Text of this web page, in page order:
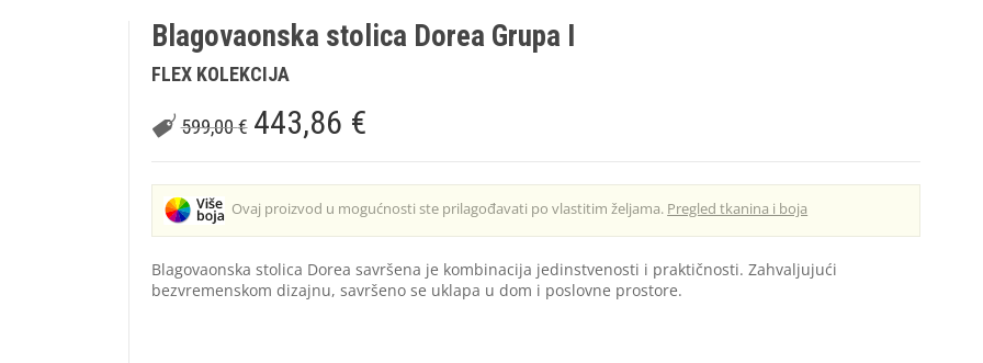
Blagovaonska stolica Dorea Grupa I
FLEX KOLEKCIJA
599,00€ 443,86 €
Ovaj proizvod u mogućnosti ste prilagođavati po vlastitim željama. Pregled tkanina i boja
Blagovaonska stolica Dorea savršena je kombinacija jedinstvenosti i praktičnosti. Zahvaljujući
bezvremenskom dizajnu, savršeno se uklapa u dom i poslovne prostore.